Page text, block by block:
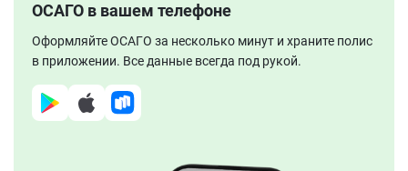
ОСАГО в вашем телефоне
Оформляйте ОСАГО за несколько минут и храните полис
в приложении. Все данные всегда под рукой.